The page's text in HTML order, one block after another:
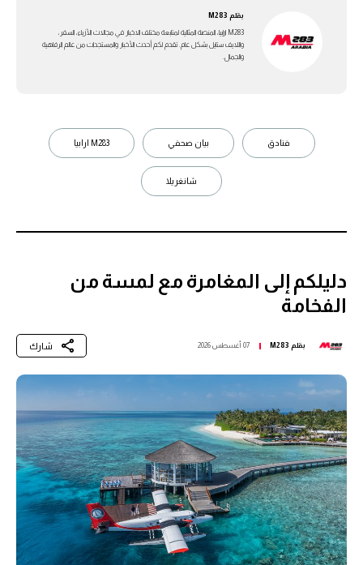
بقلم M283
M283 ارابيا، المنصة المثالية لمتابعة مختلف الاخبار في مجالات الأزياء، السفر،
واللايف ستايل بشكل عام. تقدم لكم أحدث الأخبار والمستجدات من عالم الرفاهية
والجمال.
فنادق بيان صحفي M283 ارابيا
شانغريلا
دليلكم إلى المغامرة مع لمسة من
الفخامة
بقلم M283 07 أغسطس 2026 شارك